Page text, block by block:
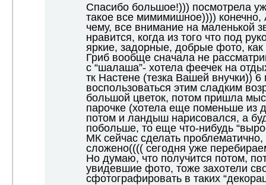
Спасибо большое!))) посмотрела
такое все мимимишное)))) конечно,
чему, все внимание на маленькой
нравится, когда из того что под
яркие, задорные, добрые фото, как
Гриб вообще сначала не
с “шалаша”- хотела феечек на
тк Настене (тезка Вашей внучки))
воспользоваться этим сладким
большой цветок, потом пришла
парочке (хотела еще поменьше из
потом и ландыш нарисовался, а
побольше, то еще что-нибудь
МК сейчас сделать
сложено(((( сегодня уже
Но думаю, что получится потом,
увидевшие фото, тоже захотели
сфотографировать в таких